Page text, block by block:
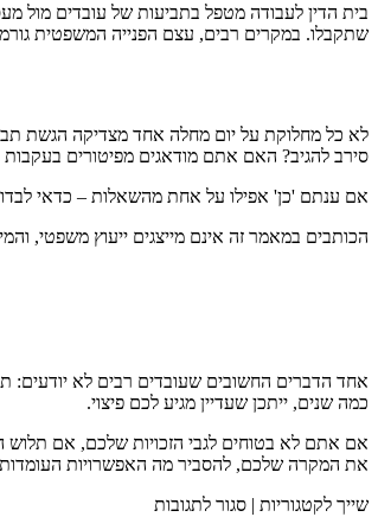
בית הדין לעבודה מטפל בתביעות של עובדים מול
שתקבלו. במקרים רבים, עצם הפנייה המשפטית
לא כל מחלוקת על יום מחלה אחד מצדיקה הגשת
סירב להגיב? האם אתם מודאגים מפיטורים בעקבות
אם ענתם 'כן' אפילו על אחת מהשאלות – כדאי
הכותבים במאמר זה אינם מייצגים ייעוץ משפטי,
אחד הדברים החשובים שעובדים רבים לא יודעים:
כמה שנים, ייתכן שעדיין מגיע לכם פיצוי.
אם אתם לא בטוחים לגבי הזכויות שלכם, אם תלוש
את המקרה שלכם, להסביר מה האפשרויות
שייך לקטגוריות | סגור לתגובות